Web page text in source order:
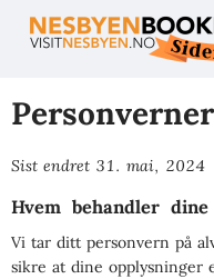
Sist endret 31. mai, 2024
Hvem behandler dine
Vi tar ditt personvern på
sikre at dine opplysninger
Brukeravtale
Kontakt
oss
Lukk
Send